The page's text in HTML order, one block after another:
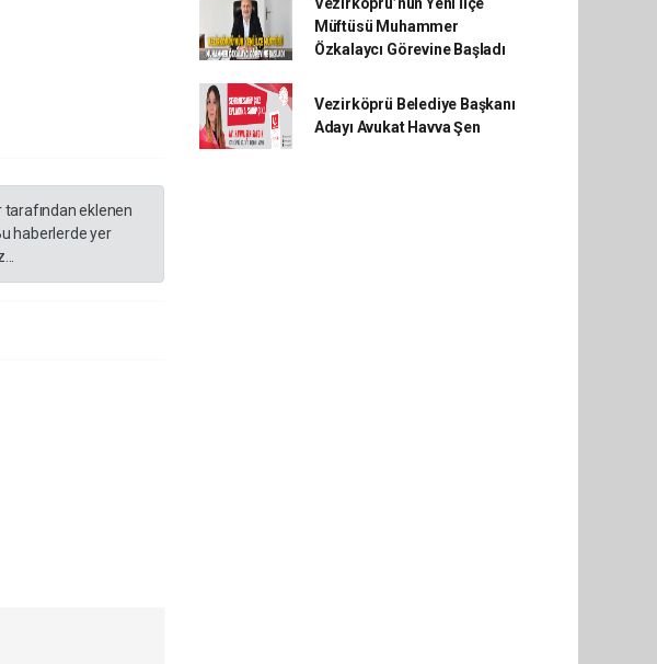
tarafından eklenen
haberlerde yer
Müftüsü Muhammer
Özkalaycı Görevine Başladı
Vezirköprü Belediye Başkanı
Adayı Avukat Havva Şen